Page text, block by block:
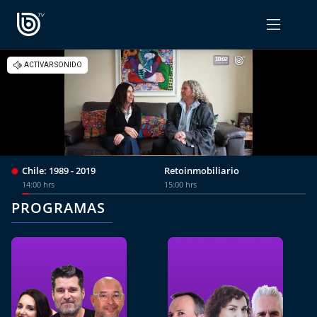
PROGRAMAS
Radiograma
Expreso Bío Bío
Podría Ser Peor
La Entrevista de Tomás Mosciatti
Comentarios de Tomás Mosciatti
PODCAST RADIOGRAMA
Chile: 1989 - 2019
14:00 hrs
Retoinmobiliario
15:00 hrs
PROGRAMAS